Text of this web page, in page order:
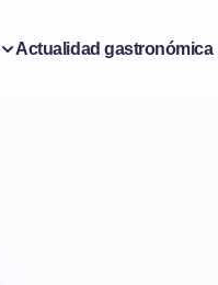
Actualidad gastronómica